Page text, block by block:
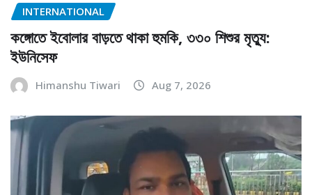
INTERNATIONAL
কঙ্গোতে ইবোলার বাড়তে থাকা হুমকি, ৩৩০ শিশুর মৃত্যু:
ইউনিসেফ
Himanshu Tiwari Aug 7, 2026